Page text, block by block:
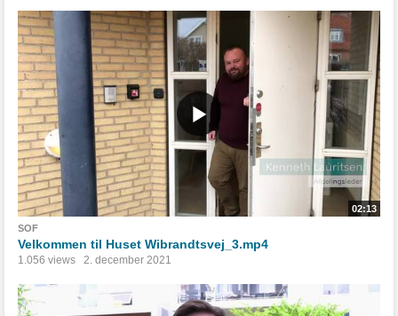
02:13
SOF
Velkommen til Huset Wibrandtsvej_3.mp4
1.056 views 2. december 2021